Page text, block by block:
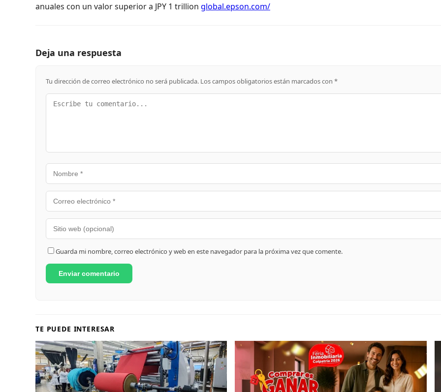
anuales con un valor superior a JPY 1 trillion global.epson.com/
Deja una respuesta
Tu dirección de correo electrónico no será publicada. Los campos obligatorios están marcados con *
Guarda mi nombre, correo electrónico y web en este navegador para la próxima vez que comente.
TE PUEDE INTERESAR